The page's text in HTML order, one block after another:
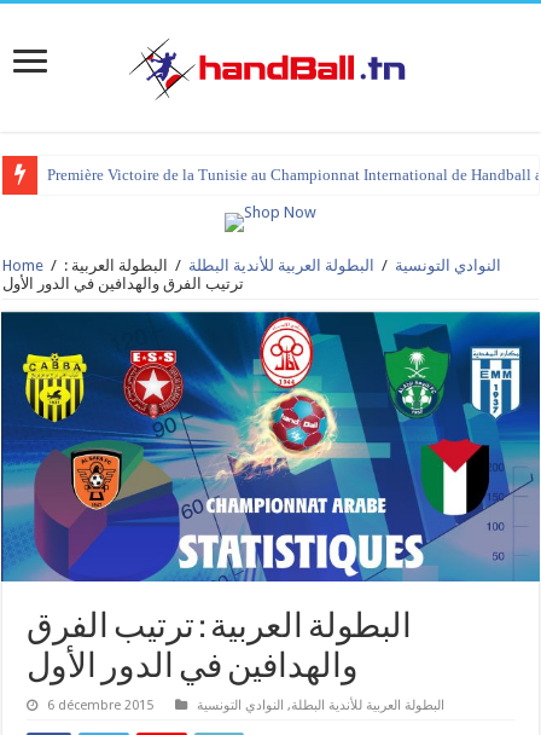
Première Victoire de la Tunisie au Championnat International de Handball
tournoi international Hammamet 2023 : programme et liste des joueurs
Home / النوادي التونسية / البطولة العربية للأندية البطلة /
البطولة العربية :
ترتيب الفرق والهدافين في الدور الأول
البطولة العربية : ترتيب الفرق
والهدافين في الدور الأول
6 décembre 2015 البطولة العربية للأندية البطلة, النوادي التونسية